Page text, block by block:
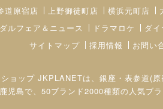
道原宿店 上野御徒町店 横浜元町店
ルフェア＆ニュース ドラマロケ ダ
サイトマップ
採用情報 お問い
ョップ JKPLANETは、銀座・表参道(
鹿児島で、50ブランド2000種類の人気ブ